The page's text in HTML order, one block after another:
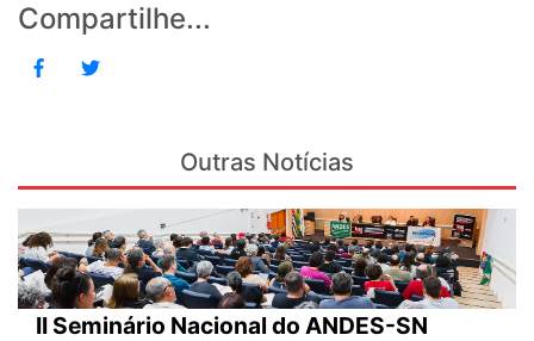
Compartilhe...
Outras Notícias
II Seminário Nacional do ANDES-SN